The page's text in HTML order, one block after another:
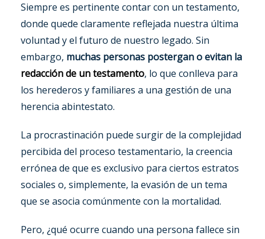
Siempre es pertinente contar con un testamento,
donde quede claramente reflejada nuestra última
voluntad y el futuro de nuestro legado. Sin
embargo, muchas personas postergan o evitan la
redacción de un testamento, lo que conlleva para
los herederos y familiares a una gestión de una
herencia abintestato.
La procrastinación puede surgir de la complejidad
percibida del proceso testamentario, la creencia
errónea de que es exclusivo para ciertos estratos
sociales o, simplemente, la evasión de un tema
que se asocia comúnmente con la mortalidad.
Pero, ¿qué ocurre cuando una persona fallece sin